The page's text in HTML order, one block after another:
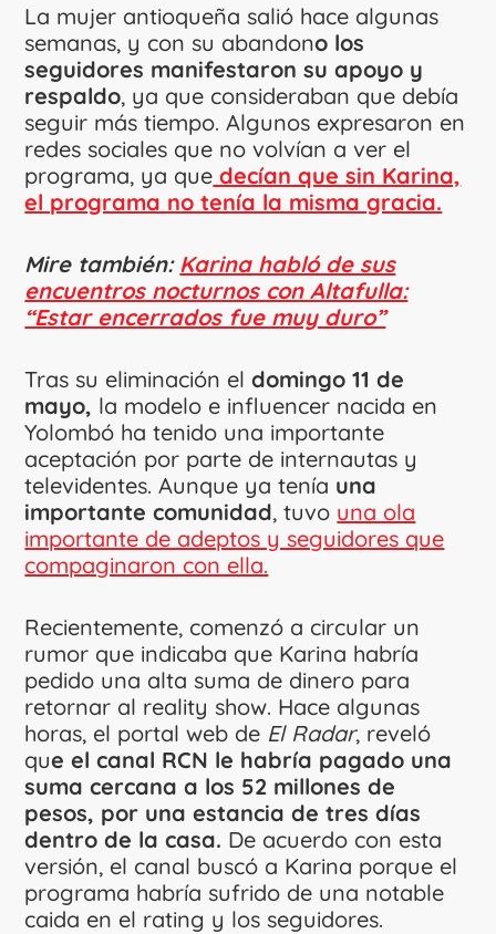
La mujer antioqueña salió hace algunas
semanas, y con su abandono los
seguidores manifestaron su apoyo y
respaldo, ya que consideraban que debía
seguir más tiempo. Algunos expresaron en
redes sociales que no volvían a ver el
programa, ya que decían que sin Karina,
el programa no tenía la misma gracia.
Mire también: Karina habló de sus
encuentros nocturnos con Altafulla:
“Estar encerrados fue muy duro”
Tras su eliminación eldomingo 11 de
mayo, la modelo e influencer nacida en
Yolombó ha tenido una importante
aceptación por parte de internautas y
televidentes. Aunque ya tenía una
importante comunidad, tuvo una ola
importante de adeptos y seguidores que
compaginaron con ella.
Recientemente, comenzó a circular un
rumor que indicaba que Karina habría
pedido una alta suma de dinero para
retornar al reality show. Hace algunas
horas, el portal web de El Radar, reveló
que el canal RCN le habría pagado una
suma cercana a los 52 millones de
pesos, por una estancia de tres días
dentro de la casa. De acuerdo con esta
versión, el canal buscó a Karina porque el
programa habría sufrido de una notable
caida en el rating y los seguidores.